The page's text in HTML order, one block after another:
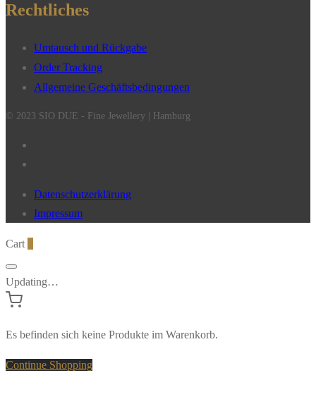
Rechtliches
Umtausch und Rückgabe
Order Tracking
Allgemeine Geschäftsbedingungen
© 2023 SIO DUE - Fine Jewellery | Hamburg
Datenschutzerklärung
Impressum
Cart
Updating…
Es befinden sich keine Produkte im Warenkorb.
Continue Shopping